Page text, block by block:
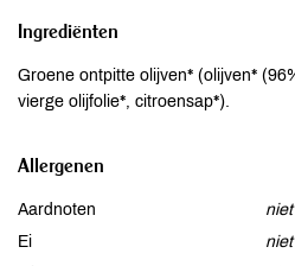
Ingrediënten
Groene ontpitte olijven* (olijven*
vierge olijfolie*, citroensap*).
Allergenen
Aardnoten
Ei